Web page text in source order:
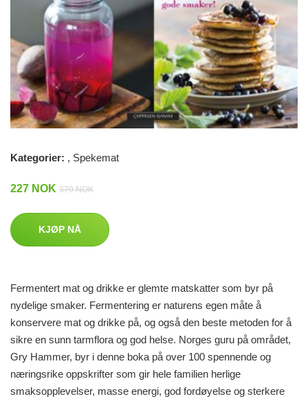
Kategorier: , Spekemat
227 NOK 379 NOK
KJØP NÅ
Fermentert mat og drikke er glemte matskatter som byr på
nydelige smaker. Fermentering er naturens egen måte å
konservere mat og drikke på, og også den beste metoden for å
sikre en sunn tarmflora og god helse. Norges guru på området,
Gry Hammer, byr i denne boka på over 100 spennende og
næringsrike oppskrifter som gir hele familien herlige
smaksopplevelser, masse energi, god fordøyelse og sterkere